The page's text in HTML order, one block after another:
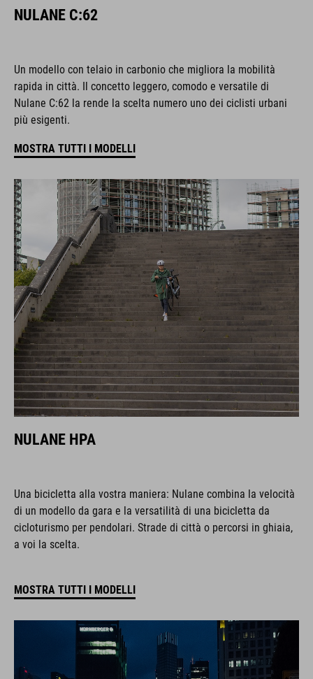
NULANE C:62
Un modello con telaio in carbonio che migliora la mobilità
rapida in città. Il concetto leggero, comodo e versatile di
Nulane C:62 la rende la scelta numero uno dei ciclisti urbani
più esigenti.
MOSTRA TUTTI I MODELLI
NULANE HPA
Una bicicletta alla vostra maniera: Nulane combina la velocità
di un modello da gara e la versatilità di una bicicletta da
cicloturismo per pendolari. Strade di città o percorsi in ghiaia,
a voi la scelta.
MOSTRA TUTTI I MODELLI